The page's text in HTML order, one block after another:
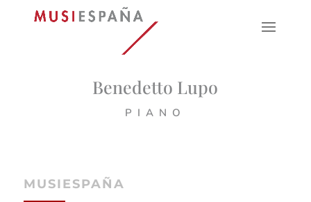
Benedetto Lupo
PIANO
MUSIESPAÑA